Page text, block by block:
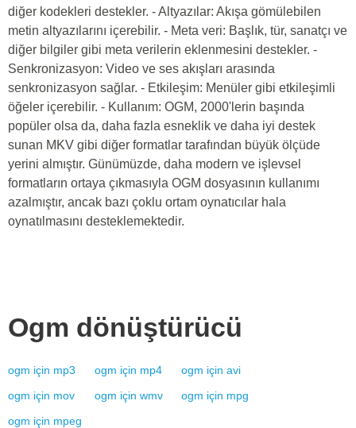
diğer kodekleri destekler. - Altyazılar: Akışa gömülebilen
metin altyazılarını içerebilir. - Meta veri: Başlık, tür, sanatçı ve
diğer bilgiler gibi meta verilerin eklenmesini destekler. -
Senkronizasyon: Video ve ses akışları arasında
senkronizasyon sağlar. - Etkileşim: Menüler gibi etkileşimli
öğeler içerebilir. - Kullanım: OGM, 2000'lerin başında
popüler olsa da, daha fazla esneklik ve daha iyi destek
sunan MKV gibi diğer formatlar tarafından büyük ölçüde
yerini almıştır. Günümüzde, daha modern ve işlevsel
formatların ortaya çıkmasıyla OGM dosyasının kullanımı
azalmıştır, ancak bazı çoklu ortam oynatıcılar hala
oynatılmasını desteklemektedir.
Ogm dönüştürücü
ogm için mp3 ogm için mp4 ogm için avi
ogm için mov ogm için wmv ogm için mpg
ogm için mpeg